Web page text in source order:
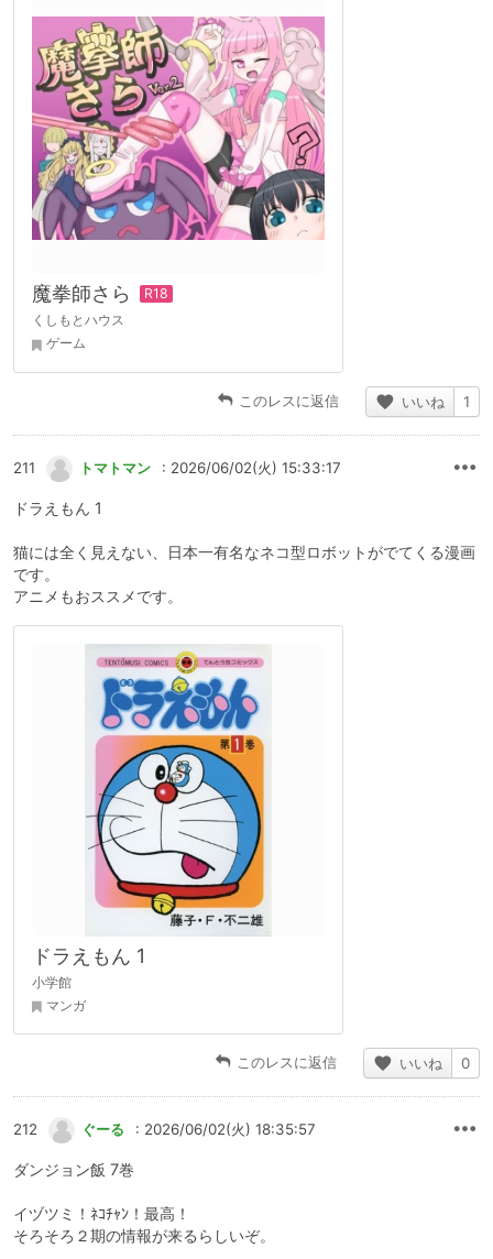
魔拳師さら
くしもとハウス
ゲーム
このレスに返信 いいね 1
211 トマトマン : 2026/06/02(火) 15:33:17
ドラえもん 1
猫には全く見えない、日本一有名なネコ型ロボットがでてくる漫画
です。
アニメもおススメです。
ドラえもん 1
小学館
マンガ
このレスに返信 いいね 0
212 ぐーる : 2026/06/02(火) 18:35:57
ダンジョン飯 7巻
イヅツミ！ﾈｺﾁｬﾝ！最高！
そろそろ２期の情報が来るらしいぞ。